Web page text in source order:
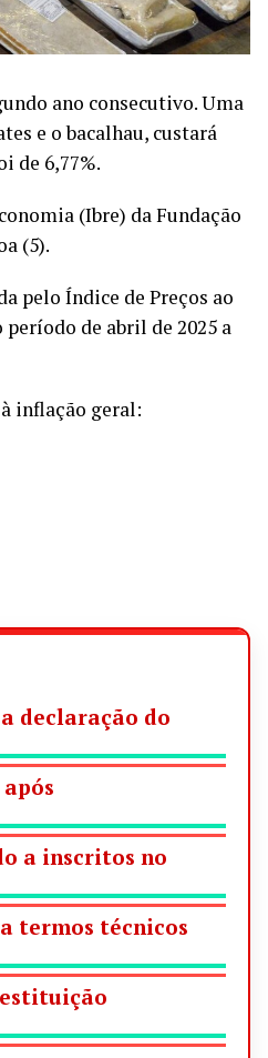
ano consecutivo. Uma
e o bacalhau, custará
de 6,77%.
(Ibre) da Fundação
(5).
pelo Índice de Preços ao
de abril de 2025 a
inflação geral:
declaração do
a inscritos no
termos técnicos